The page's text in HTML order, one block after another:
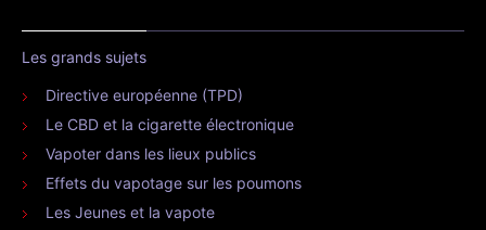
Les grands sujets
Directive européenne (TPD)
Le CBD et la cigarette électronique
Vapoter dans les lieux publics
Effets du vapotage sur les poumons
Les Jeunes et la vapote